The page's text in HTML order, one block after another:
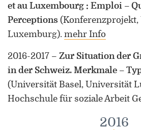
et au Luxembourg : Emploi –
Perceptions
Luxemburg). mehr Info
2016-2017 – Zur Situation der
in der Schweiz. Merkmale –
(Universität Basel, Universität
Hochschule für soziale Arbeit
2016